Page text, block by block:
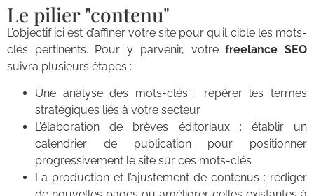
Le pilier "contenu"
L’objectif ici est d’affiner votre site pour qu’il cible les mots-
clés pertinents. Pour y parvenir, votrefreelance SEO
suivra plusieurs étapes :
Une analyse des mots-clés : repérer les termes
stratégiques liés à votre secteur
L’élaboration de brèves éditoriaux : établir un
calendrier de publication pour positionner
progressivement le site sur ces mots-clés
La production et l’ajustement de contenus : rédiger